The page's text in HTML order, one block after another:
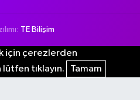
TE Bilişim
için çerezlerden
tıklayın.
Tamam